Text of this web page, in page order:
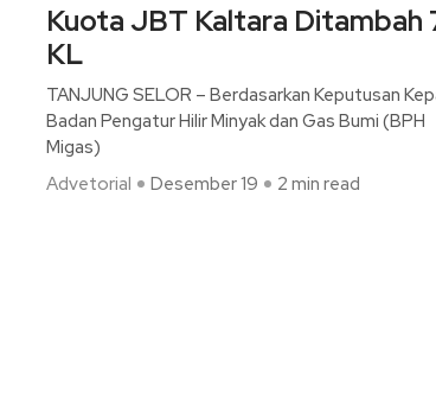
Kuota JBT Kaltara Ditambah
KL
TANJUNG SELOR – Berdasarkan Keputusan
Badan Pengatur Hilir Minyak dan Gas Bumi (BPH
Migas)
Advetorial
Desember 19 2 min read